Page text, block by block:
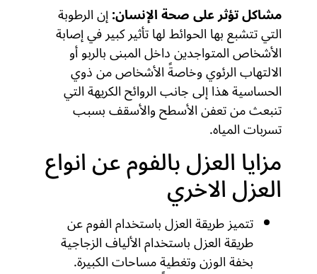
مشاكل تؤثر على صحة الإنسان:إن الرطوبة
التي تتشبع بها الحوائط لها تأثير كبير في إصابة
الأشخاص المتواجدين داخل المبنى بالربو أو
الالتهاب الرئوي وخاصةً الأشخاص من ذوي
الحساسية هذا إلى جانب الروائح الكريهة التي
تنبعث من تعفن الأسطح والأسقف بسبب
تسربات المياه.
مزايا العزل بالفوم عن انواع
العزل الاخري
تتميز طريقة العزل باستخدام الفوم عن
طريقة العزل باستخدام الألياف الزجاجية
بخفة الوزن وتغطية مساحات الكبيرة.